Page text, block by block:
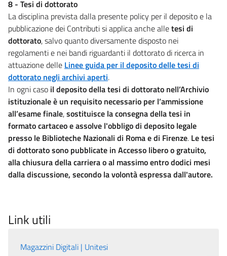
8 - Tesi di dottorato
La disciplina prevista dalla presente policy per il deposito e la
pubblicazione dei Contributi si applica anche alletesi di
dottorato, salvo quanto diversamente disposto nei
regolamenti e nei bandi riguardanti il dottorato di ricerca in
attuazione delle Linee guida per il deposito delle tesi di
dottorato negli archivi aperti.
In ogni caso il deposito della tesi di dottorato nell’Archivio
istituzionale è un requisito necessario per l’ammissione
all’esame finale,sostituisce la consegna della tesi in
formato cartaceo e assolve l'obbligo di deposito legale
presso le Biblioteche Nazionali di Roma e di Firenze. Le tesi
di dottorato sono pubblicate in Accesso libero o gratuito,
alla chiusura della carriera o al massimo entro dodici mesi
dalla discussione, secondo la volontà espressa dall'autore.
Link utili
Magazzini Digitali | Unitesi